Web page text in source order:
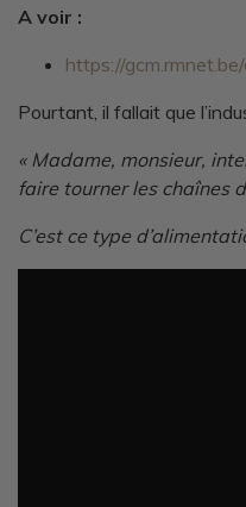
A voir :
https://
Pourtant, il fallait que
« Madame, monsieur,
faire tourner les chaînes
C’est ce type